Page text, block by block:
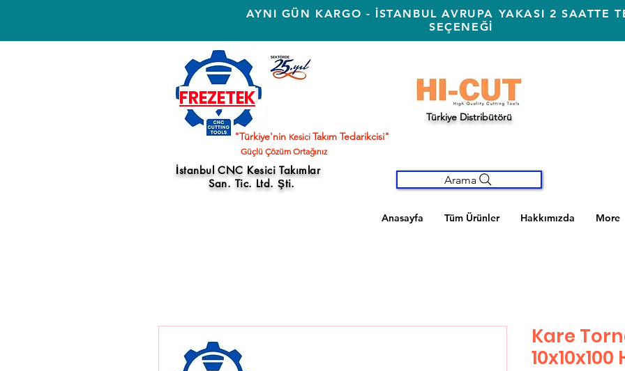
AYNI GÜN KARGO - İSTANBUL AVRUPA YAKASI 2 SAATTE
SEÇENEĞİ
FREZETEK
"Türkiye'nin Kesici Takım Tedarikcisi"
Türkiye Distribütörü
Güçlü Çözüm Ortağınız
İstanbul CNC Kesici Takımlar
San. Tic. Ltd. Şti.
Arama
Anasayfa Tüm Ürünler Hakkımızda More
Kare
10x10x100